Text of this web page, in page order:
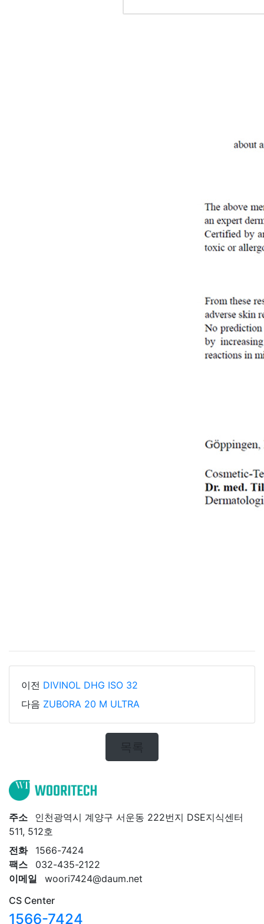
이전 DIVINOL DHG ISO 32
다음 ZUBORA 20 M ULTRA
목록
주소
인천광역시 계양구 서운동 222번지 DSE지식센터
511, 512호
전화
1566-7424
팩스
032-435-2122
이메일
woori7424@daum.net
CS Center
1566-7424